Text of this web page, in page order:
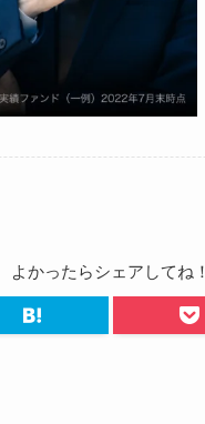
よかったらシェアしてね！